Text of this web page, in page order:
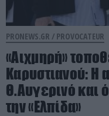
PRONEWS.GR / PROVOCATEUR
«Αιχμηρή»
Καρυστιανού: Η
Θ.Αυγερινό και
την «Ελπίδα»